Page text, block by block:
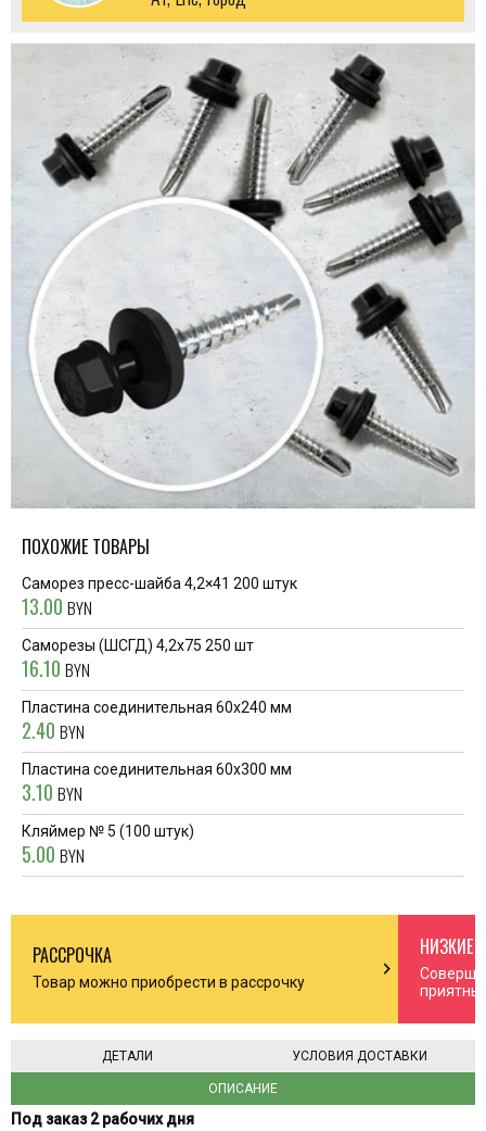
ПОХОЖИЕ ТОВАРЫ
Саморез пресс-шайба 4,2×41 200 штук
13.00 BYN
Саморезы (ШСГД) 4,2x75 250 шт
16.10 BYN
Пластина соединительная 60x240 мм
2.40 BYN
Пластина соединительная 60x300 мм
3.10 BYN
Кляймер № 5 (100 штук)
5.00 BYN
РАССРОЧКА
Товар можно приобрести в рассрочку chevron_right
НИЗКИЕ
ОПИСАНИЕ
ДЕТАЛИ УСЛОВИЯ ДОСТАВКИ
Под заказ 2 рабочих дня